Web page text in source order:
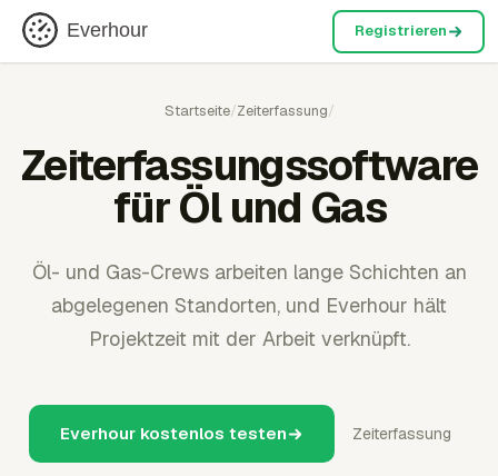
Everhour Registrieren
Startseite/Zeiterfassung/
Zeiterfassungssoftware
für Öl und Gas
Öl- und Gas-Crews arbeiten lange Schichten an
abgelegenen Standorten, und Everhour hält
Projektzeit mit der Arbeit verknüpft.
Everhour kostenlos testen Zeiterfassung